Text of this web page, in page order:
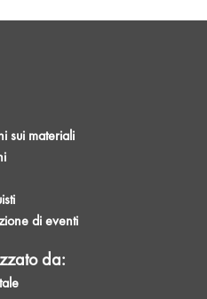
sui materiali
di eventi
da: